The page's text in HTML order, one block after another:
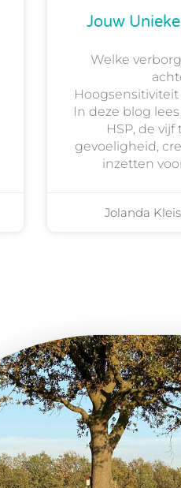
Jouw
Welke
In deze blog
HSP, de
gevoeligheid,
inzetten
Jolanda